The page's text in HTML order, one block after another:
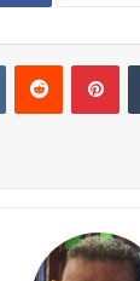
بينتيريست